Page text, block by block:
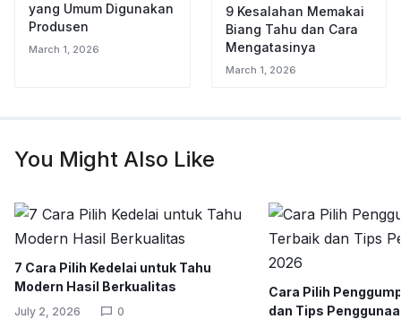
yang Umum Digunakan
Produsen
March 1, 2026
9 Kesalahan Memakai
Biang Tahu dan Cara
Mengatasinya
March 1, 2026
You Might Also Like
7 Cara Pilih Kedelai untuk Tahu
Modern Hasil Berkualitas
July 2, 2026 0
Cara Pilih
dan Tips